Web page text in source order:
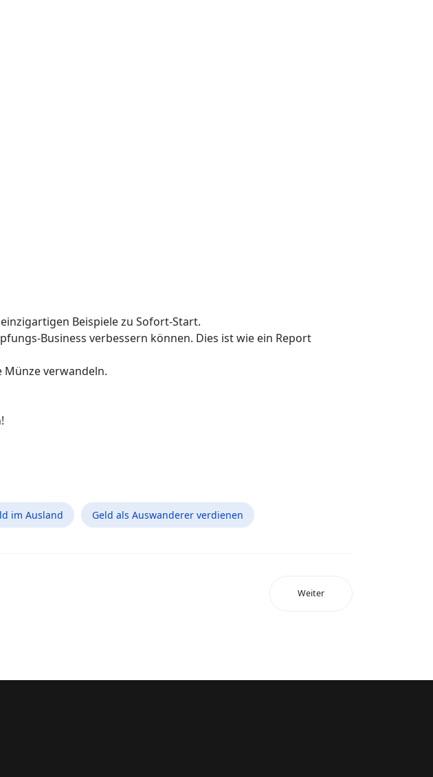
Beispiele zu Sofort-Start.
Business verbessern können. Dies ist wie ein Report
Münze verwandeln.
im Ausland Geld als Auswanderer verdienen
Weiter